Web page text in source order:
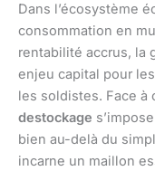
Dans l’écosystème
consommation en
rentabilité accrus, la
enjeu capital pour
les soldistes. Face à
destockage
bien au-delà du
incarne un maillon